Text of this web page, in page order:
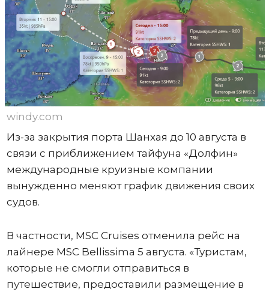
windy.com
Из-за закрытия порта Шанхая до 10 августа в
связи с приближением тайфуна «Долфин»
международные круизные компании
вынужденно меняют график движения своих
судов.
В частности, MSC Cruises отменила рейс на
лайнере MSC Bellissima 5 августа. «Туристам,
которые не смогли отправиться в
путешествие, предоставили размещение в